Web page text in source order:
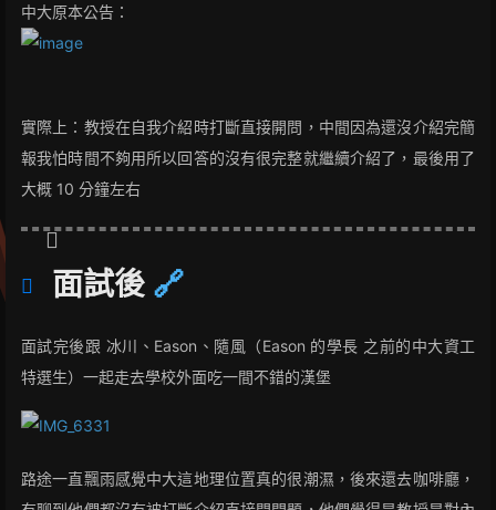
中大原本公告：
實際上：教授在自我介紹時打斷直接開問，中間因為還沒介紹完簡
報我怕時間不夠用所以回答的沒有很完整就繼續介紹了，最後用了
大概 10 分鐘左右
面試後 🔗
面試完後跟 冰川、Eason、隨風（Eason 的學長 之前的中大資工
特選生）一起走去學校外面吃一間不錯的漢堡
路途一直飄雨感覺中大這地理位置真的很潮濕，後來還去咖啡廳，